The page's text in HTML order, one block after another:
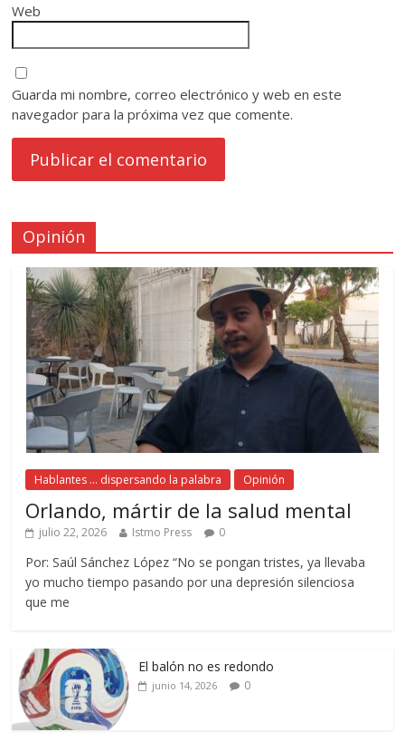
Web
Guarda mi nombre, correo electrónico y web en este
navegador para la próxima vez que comente.
Opinión
Hablantes ... dispersando la palabra Opinión
Orlando, mártir de la salud mental
julio 22, 2026 Istmo Press 0
Por: Saúl Sánchez López “No se pongan tristes, ya llevaba
yo mucho tiempo pasando por una depresión silenciosa
que me
El balón no es redondo
junio 14, 2026 0